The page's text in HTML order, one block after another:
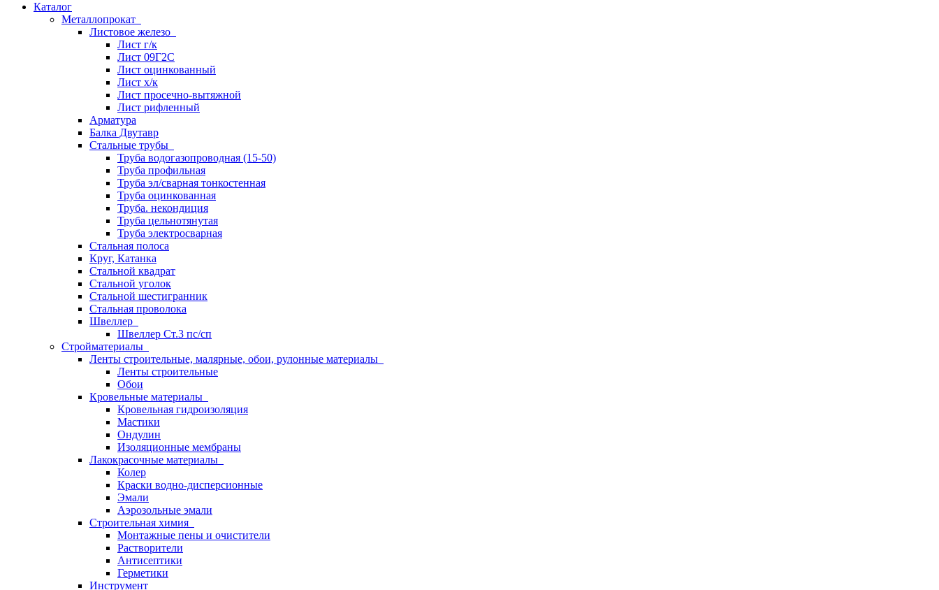
Каталог
Металлопрокат
Листовое железо
Лист г/к
Лист 09Г2С
Лист оцинкованный
Лист х/к
Лист просечно-вытяжной
Лист рифленный
Арматура
Балка Двутавр
Стальные трубы
Труба водогазопроводная (15-50)
Труба профильная
Труба эл/сварная тонкостенная
Труба оцинкованная
Труба. некондиция
Труба цельнотянутая
Труба электросварная
Стальная полоса
Круг, Катанка
Стальной квадрат
Стальной уголок
Стальной шестигранник
Стальная проволока
Швеллер
Швеллер Ст.3 пс/сп
Стройматериалы
Ленты строительные, малярные, обои, рулонные материалы
Ленты строительные
Обои
Кровельные материалы
Кровельная гидроизоляция
Мастики
Ондулин
Изоляционные мембраны
Лакокрасочные материалы
Колер
Краски водно-дисперсионные
Эмали
Аэрозольные эмали
Строительная химия
Монтажные пены и очистители
Растворители
Антисептики
Герметики
Инструмент